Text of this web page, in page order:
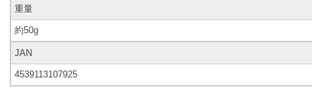
重量
約50g
JAN
4539113107925